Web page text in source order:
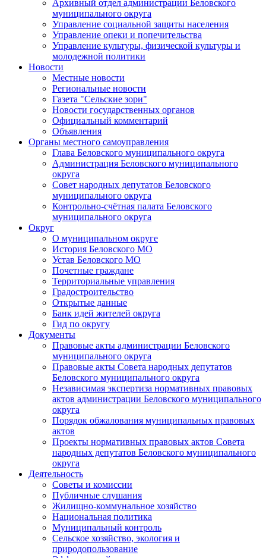
Архивный отдел администрации Беловского
муниципального округа
Управление социальной защиты населения
Управление опеки и попечительства
Управление культуры, физической культуры и
молодежной политики
Новости
Местные новости
Региональные новости
Газета "Сельские зори"
Новости государственных органов
Официальный комментарий
Объявления
Органы местного самоуправления
Глава Беловского муниципального округа
Администрация Беловского муниципального
округа
Совет народных депутатов Беловского
муниципального округа
Контрольно-счётная палата Беловского
муниципального округа
Округ
О муниципальном округе
История Беловского МО
Устав Беловского МО
Почетные граждане
Территориальные управления
Градостроительство
Открытые данные
Банк идей жителей округа
Гид по округу
Документы
Правовые акты администрации Беловского
муниципального округа
Правовые акты Совета народных депутатов
Беловского муниципального округа
Независимая экспертиза нормативных правовых
актов администрации Беловского муниципального
округа
Порядок обжалования муниципальных правовых
актов
Проекты нормативных правовых актов Совета
народных депутатов Беловского муниципального
округа
Деятельность
Советы и комиссии
Публичные слушания
Жилищно-коммунальное хозяйство
Национальная политика
Муниципальный контроль
Сельское хозяйство, экология и
природопользование